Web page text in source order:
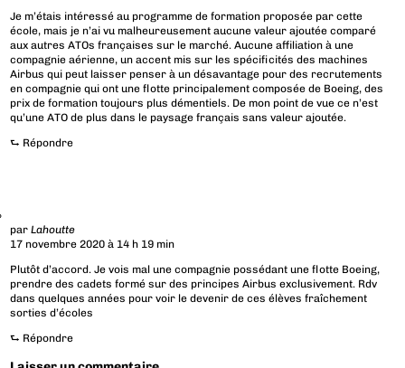
Je m’étais intéressé au programme de formation proposée par cette
école, mais je n’ai vu malheureusement aucune valeur ajoutée comparé
aux autres ATOs françaises sur le marché. Aucune affiliation à une
compagnie aérienne, un accent mis sur les spécificités des machines
Airbus qui peut laisser penser à un désavantage pour des recrutements
en compagnie qui ont une flotte principalement composée de Boeing, des
prix de formation toujours plus démentiels. De mon point de vue ce n’est
qu’une ATO de plus dans le paysage français sans valeur ajoutée.
⮑ Répondre
parLahoutte
17 novembre 2020 à 14 h 19 min
Plutôt d’accord. Je vois mal une compagnie possédant une flotte Boeing,
prendre des cadets formé sur des principes Airbus exclusivement. Rdv
dans quelques années pour voir le devenir de ces élèves fraîchement
sorties d’écoles
⮑ Répondre